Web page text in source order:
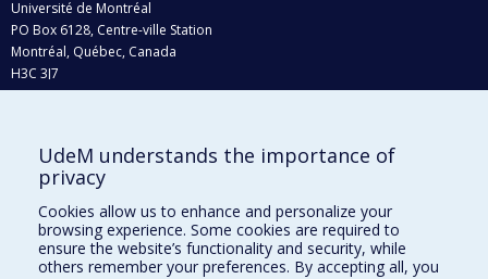
Université de Montréal
PO Box 6128, Centre-ville Station
Montréal, Québec, Canada
H3C 3J7
Who does what?
Find us
Site map
UdeM understands the importance of
privacy
Cookies allow us to enhance and personalize your
browsing experience. Some cookies are required to
ensure the website’s functionality and security, while
others remember your preferences. By accepting all, you